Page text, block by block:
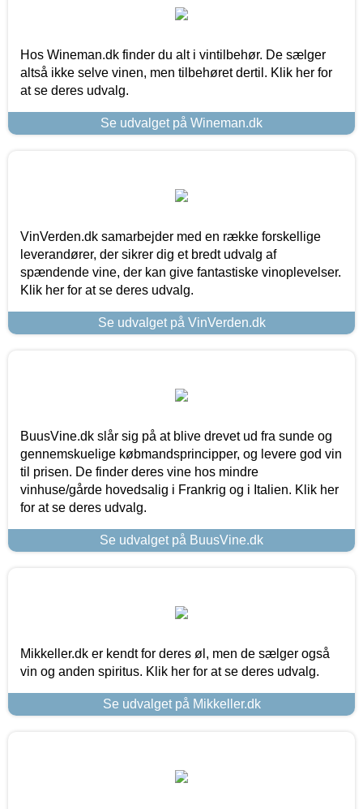
Hos Wineman.dk finder du alt i vintilbehør. De sælger
altså ikke selve vinen, men tilbehøret dertil. Klik her for
at se deres udvalg.
Se udvalget på Wineman.dk
VinVerden.dk samarbejder med en række forskellige
leverandører, der sikrer dig et bredt udvalg af
spændende vine, der kan give fantastiske vinoplevelser.
Klik her for at se deres udvalg.
Se udvalget på VinVerden.dk
BuusVine.dk slår sig på at blive drevet ud fra sunde og
gennemskuelige købmandsprincipper, og levere god vin
til prisen. De finder deres vine hos mindre
vinhuse/gårde hovedsalig i Frankrig og i Italien. Klik her
for at se deres udvalg.
Se udvalget på BuusVine.dk
Mikkeller.dk er kendt for deres øl, men de sælger også
vin og anden spiritus. Klik her for at se deres udvalg.
Se udvalget på Mikkeller.dk